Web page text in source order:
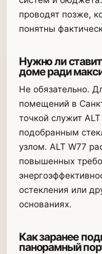
проводят позже,
понятны
Нужно ли
доме ради
Не обязательно.
помещений в
точкой служит
подобранным
узлом. ALT W77
повышенных
остекления или
основаниях.
Как заранее
панорамный